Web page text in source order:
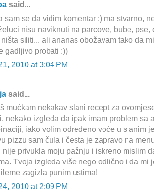
said...
sam se da vidim komentar :) ma stvarno,
nisu naviknuti na parcove, bube, pse,
ništa siliti... ali ananas obožavam tako da
gadljivo probati :))
2010 at 3:04 PM
said...
mućkam nekakav slani recept za
nekako izgleda da ipak imam problem sa
iako volim određeno voće u slanim
pizzu sam čula i česta je zapravo na
nije privukla moju pažnju i iskreno mislim
Tvoja izgleda više nego odlično i da mi
zagizla punim ustima!
2010 at 2:09 PM